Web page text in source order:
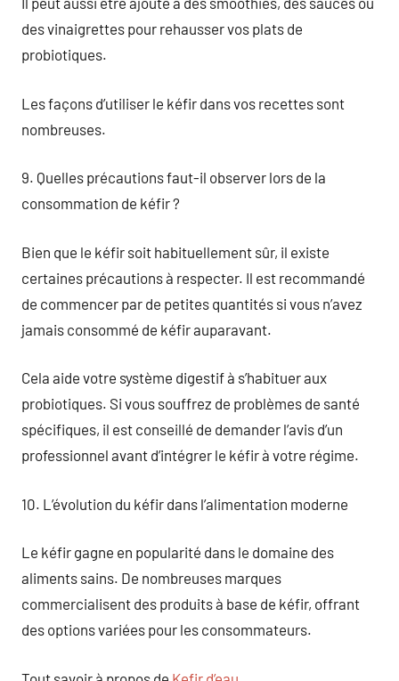
des vinaigrettes pour rehausser vos plats de
probiotiques.
Les façons d’utiliser le kéfir dans vos recettes sont
nombreuses.
9. Quelles précautions faut-il observer lors de la
consommation de kéfir ?
Bien que le kéfir soit habituellement sûr, il existe
certaines précautions à respecter. Il est recommandé
de commencer par de petites quantités si vous n’avez
jamais consommé de kéfir auparavant.
Cela aide votre système digestif à s’habituer aux
probiotiques. Si vous souffrez de problèmes de santé
spécifiques, il est conseillé de demander l’avis d’un
professionnel avant d’intégrer le kéfir à votre régime.
10. L’évolution du kéfir dans l’alimentation moderne
Le kéfir gagne en popularité dans le domaine des
aliments sains. De nombreuses marques
commercialisent des produits à base de kéfir, offrant
des options variées pour les consommateurs.